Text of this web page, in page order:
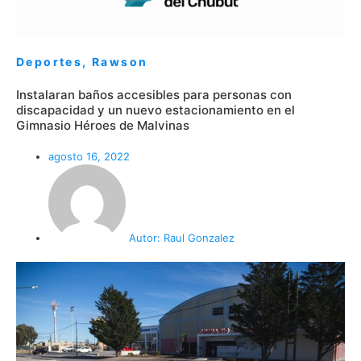
Deportes,Rawson
Instalaran baños accesibles para personas con
discapacidad y un nuevo estacionamiento en el
Gimnasio Héroes de Malvinas
agosto 16, 2022
Autor: Raul Gonzalez